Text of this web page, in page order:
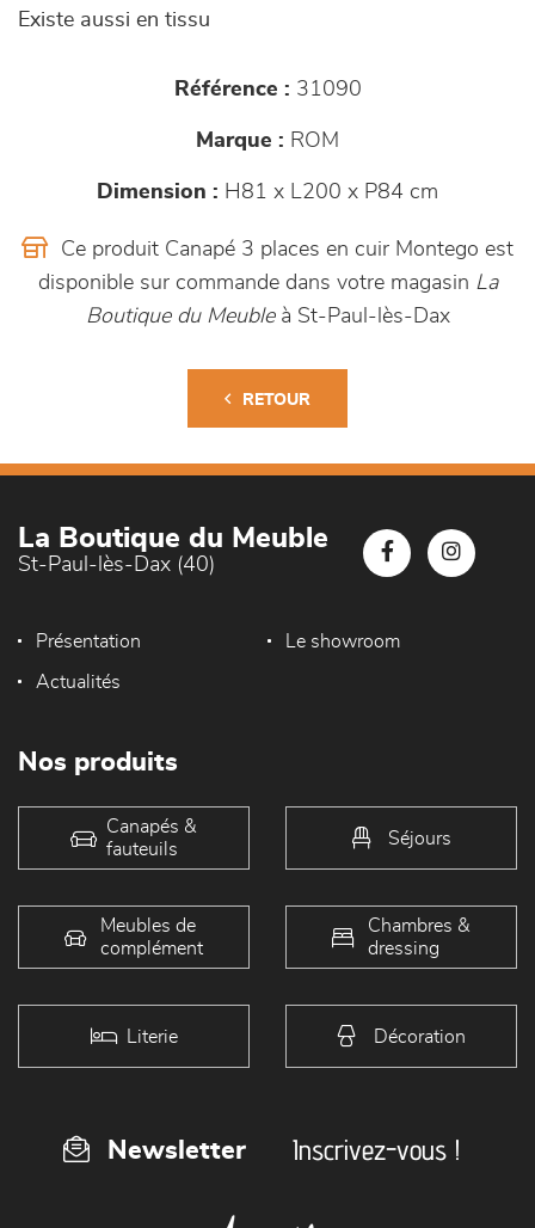
Existe aussi en tissu
Référence : 31090
Marque : ROM
Dimension : H81 x L200 x P84 cm
Ce produit Canapé 3 places en cuir Montego est
disponible sur commande dans votre magasin La
Boutique du Meubleà St-Paul-lès-Dax
RETOUR
La Boutique du Meuble
St-Paul-lès-Dax (40)
Présentation Le showroom
Actualités
Nos produits
Canapés &
fauteuils
Séjours
Meubles de
complément
Chambres &
dressing
Literie Décoration
Newsletter Inscrivez-vous !